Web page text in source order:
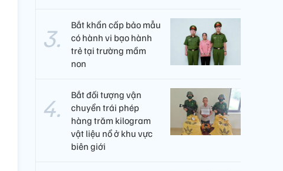
Bắt khẩn cấp bảo mẫu
có hành vi bạo hành
trẻ tại trường mầm
non
Bắt đối tượng vận
chuyển trái phép
hàng trăm kilogram
vật liệu nổ ở khu vực
biên giới